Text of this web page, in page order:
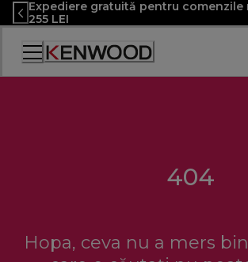
Skip
to
Content
Expediere gratuită pentru comenzile
255 LEI
Declarație
de
404
Hopa, ceva nu a mers